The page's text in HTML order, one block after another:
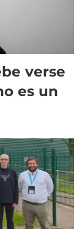
verse
es un